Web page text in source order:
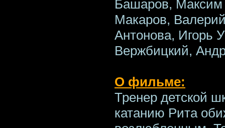
Башаров, Максим
Макаров,
Антонова, Игорь
Вержбицкий,
О фильме:
Тренер детской
катанию Рита